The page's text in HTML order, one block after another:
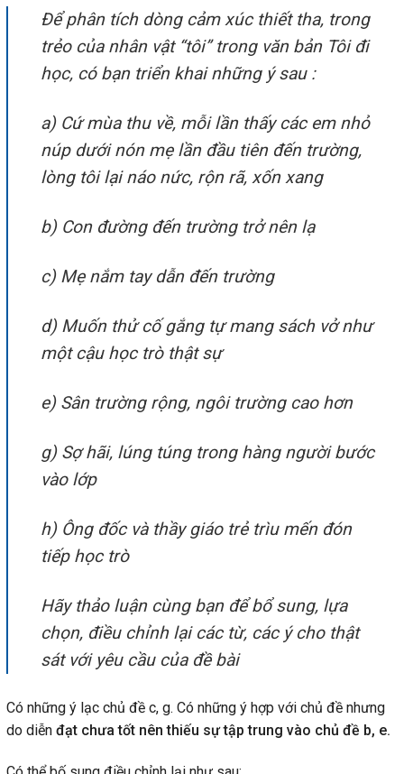
Để phân tích dòng cảm xúc thiết tha, trong
trẻo của nhân vật “tôi” trong văn bản Tôi đi
học, có bạn triển khai những ý sau :
a) Cứ mùa thu về, mỗi lần thấy các em nhỏ
núp dưới nón mẹ lần đầu tiên đến trường,
lòng tôi lại náo nức, rộn rã, xốn xang
b) Con đường đến trường trở nên lạ
c) Mẹ nắm tay dẫn đến trường
d) Muốn thử cố gắng tự mang sách vở như
một cậu học trò thật sự
e) Sân trường rộng, ngôi trường cao hơn
g) Sợ hãi, lúng túng trong hàng người bước
vào lớp
h) Ông đốc và thầy giáo trẻ trìu mến đón
tiếp học trò
Hãy thảo luận cùng bạn để bổ sung, lựa
chọn, điều chỉnh lại các từ, các ý cho thật
sát với yêu cầu của đề bài
Có những ý lạc chủ đề c, g. Có những ý hợp với chủ đề nhưng
do diễn đạt chưa tốt nên thiếu sự tập trung vào chủ đề b, e.